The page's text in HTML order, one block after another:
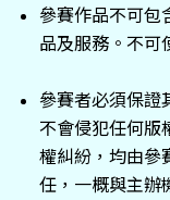
參賽作品不可包
品及服務。不可
參賽者必須保證
不會侵犯任何版
權糾紛，均由參
任，一概與主辦